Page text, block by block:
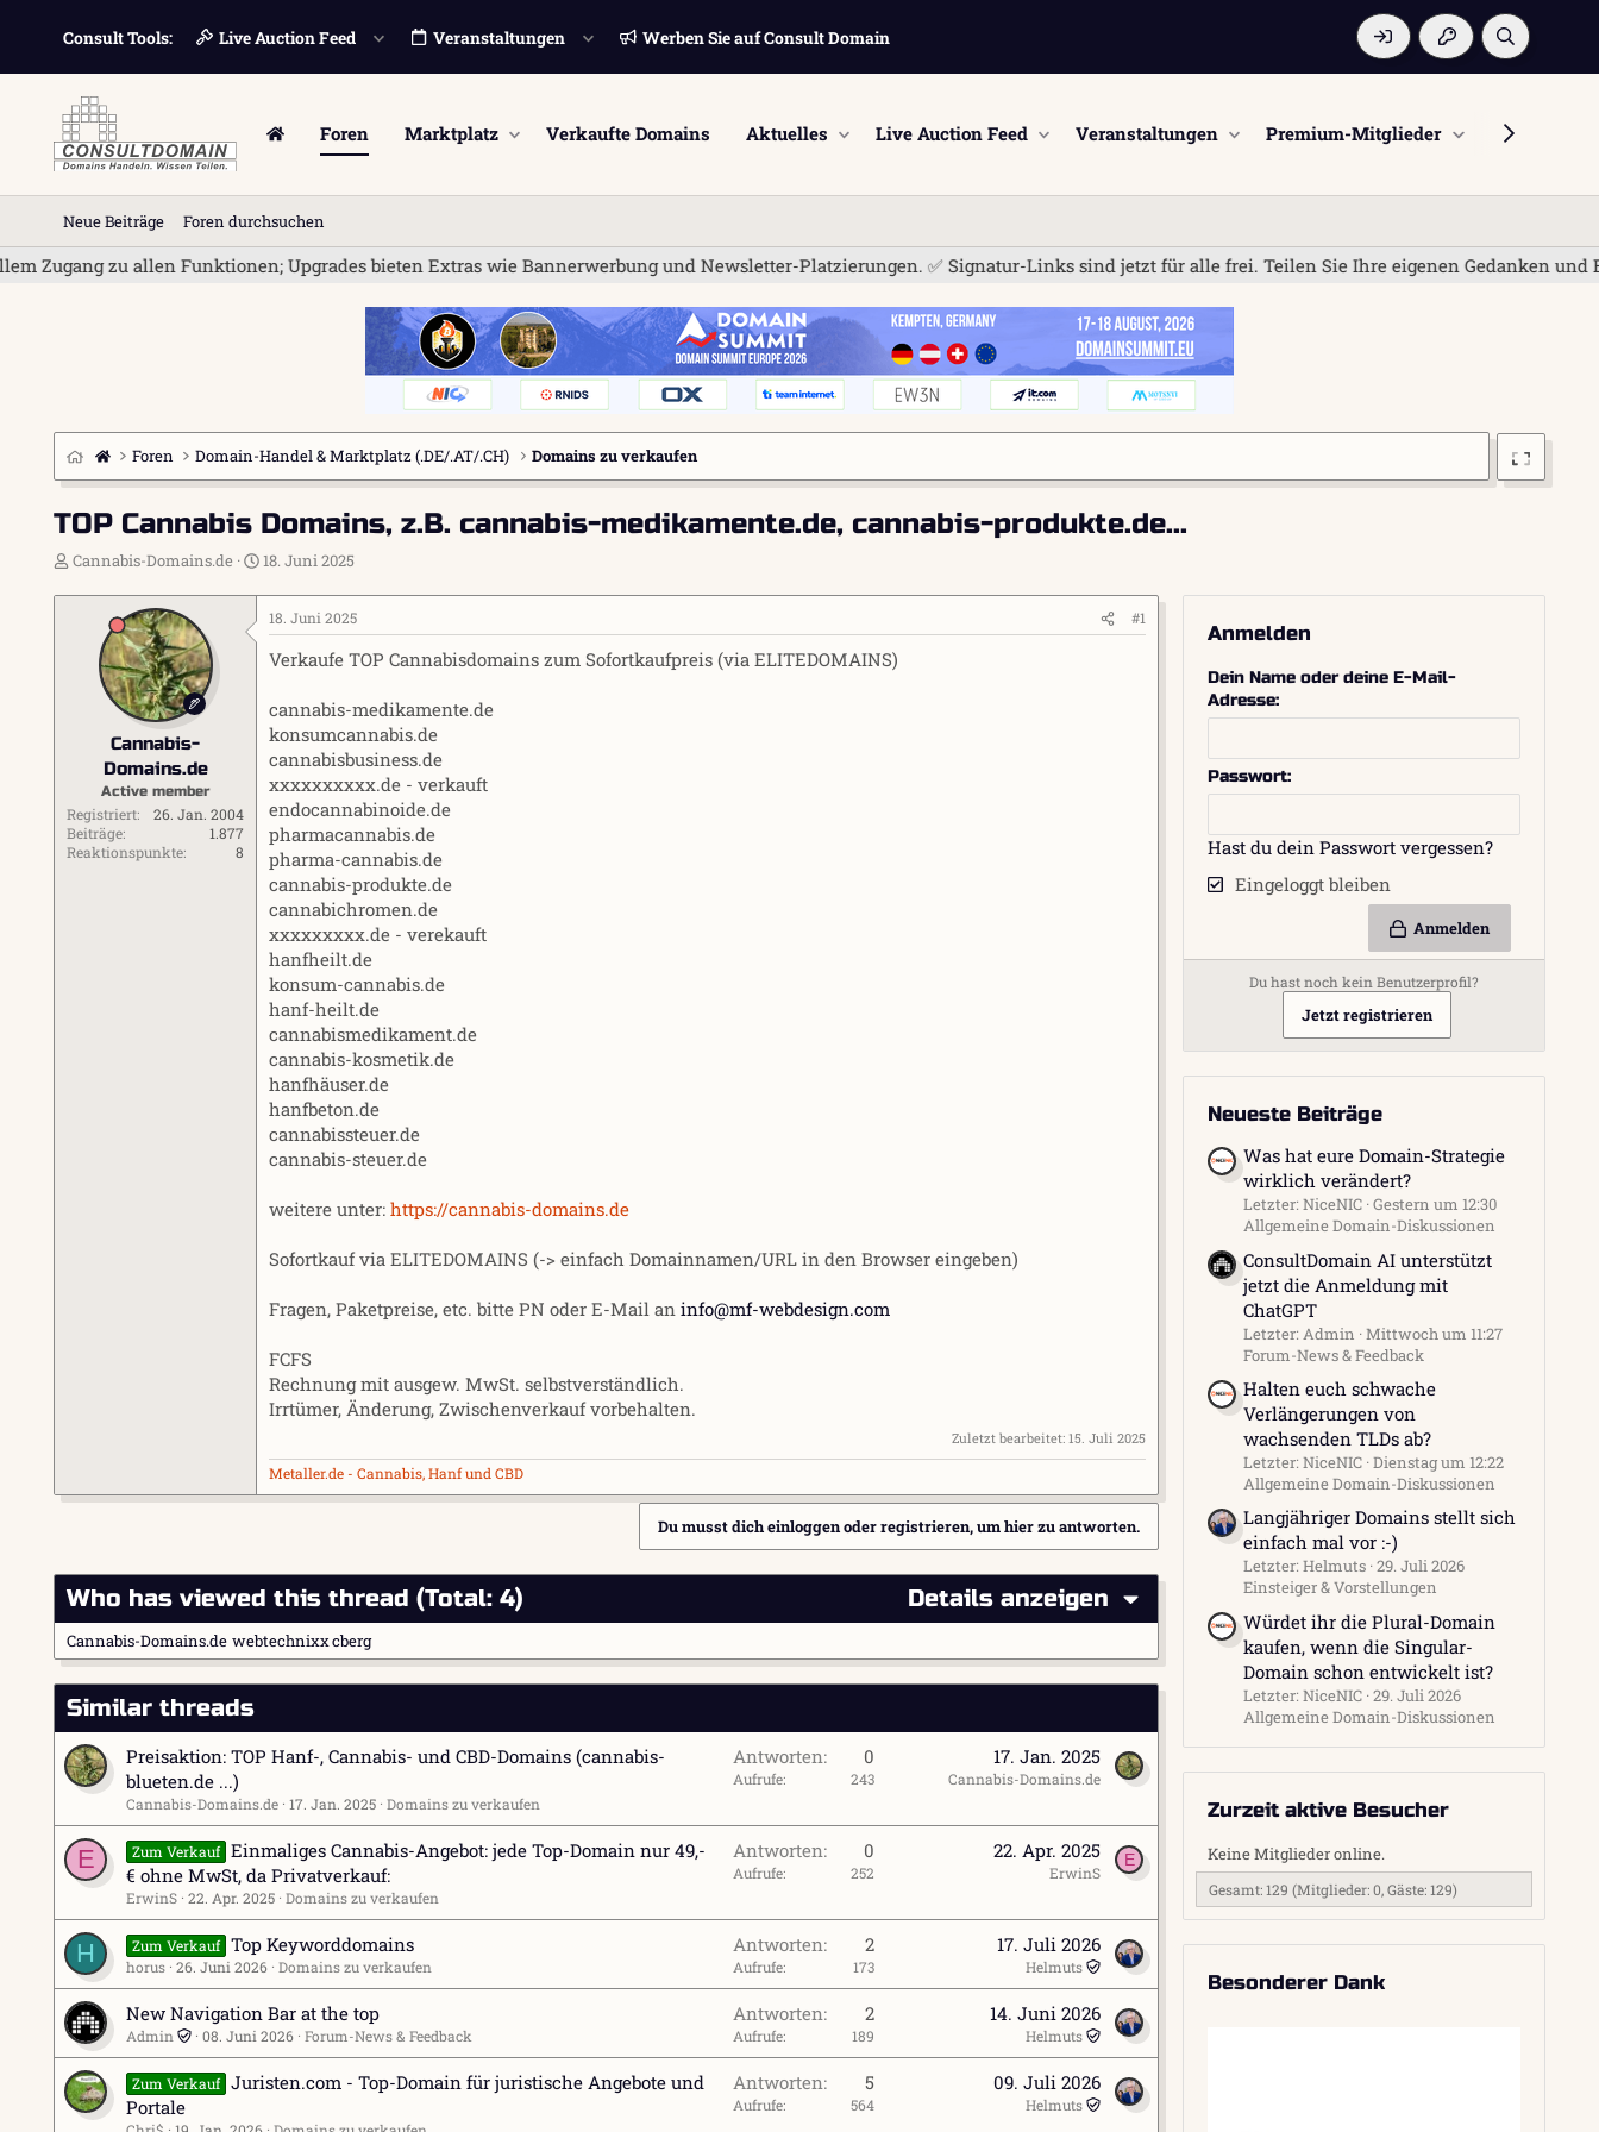
Consult Tools: Live Auction Feed Veranstaltungen Werben Sie auf Consult Domain
Foren Marktplatz Verkaufte Domains Aktuelles Live Auction Feed Veranstaltungen Premium-Mitglieder Mitglieder
Neue Beiträge Foren durchsuchen
allen Funktionen; Upgrades bieten Extras wie Bannerwerbung und Newsletter-Platzierungen. ✅ Signatur-Links sind jetzt für alle frei. Teilen Sie Ihre eigenen Gedanken und
Foren Domain-Handel & Marktplatz (.DE/.AT/.CH) Domains zu verkaufen
TOP Cannabis Domains, z.B. cannabis-medikamente.de, cannabis-produkte.de...
E
s
Cannabis-Domains.de
E
s
a
m
18. Juni 2025
Cannabis-
Domains.de
Active member
Registriert
26. Jan. 2004
Beiträge
1.877
Reaktionspunkte
8
18. Juni 2025 #1
Verkaufe TOP Cannabisdomains zum Sofortkaufpreis (via ELITEDOMAINS)
cannabis-medikamente.de
konsumcannabis.de
cannabisbusiness.de
xxxxxxxxxx.de - verkauft
endocannabinoide.de
pharmacannabis.de
pharma-cannabis.de
cannabis-produkte.de
cannabichromen.de
xxxxxxxxx.de - verekauft
hanfheilt.de
konsum-cannabis.de
hanf-heilt.de
cannabismedikament.de
cannabis-kosmetik.de
hanfhäuser.de
hanfbeton.de
cannabissteuer.de
cannabis-steuer.de
weitere unter: https://cannabis-domains.de
Sofortkauf via ELITEDOMAINS (-> einfach Domainnamen/URL in den Browser eingeben)
Fragen, Paketpreise, etc. bitte PN oder E-Mail an info@mf-webdesign.com
FCFS
Rechnung mit ausgew. MwSt. selbstverständlich.
Irrtümer, Änderung, Zwischenverkauf vorbehalten.
Zuletzt bearbeitet: 15. Juli 2025
Metaller.de - Cannabis, Hanf und CBD
Du musst dich einloggen oder registrieren, um hier zu antworten.
Who has viewed this thread (Total: 4) Details anzeigen
Cannabis-Domains.de webtechnixxcberg
Similar threads
Preisaktion: TOP Hanf-, Cannabis- und CBD-Domains (cannabis-
blueten.de ...)
Cannabis-Domains.de 17. Jan. 2025 Domains zu verkaufen
Antworten 0
Aufrufe 243
17. Jan. 2025
Cannabis-Domains.de
E Zum Verkauf Einmaliges Cannabis-Angebot: jede Top-Domain nur 49,-
€ ohne MwSt, da Privatverkauf:
ErwinS 22. Apr. 2025 Domains zu verkaufen
Antworten 0
Aufrufe 252
22. Apr. 2025
ErwinS
E
H Zum Verkauf Top Keyworddomains
horus 26. Juni 2026 Domains zu verkaufen
Antworten 2
Aufrufe 173
17. Juli 2026
Helmuts
New Navigation Bar at the top
Admin 08. Juni 2026 Forum-News & Feedback
Antworten 2
Aufrufe 189
14. Juni 2026
Helmuts
Zum Verkauf Juristen.com - Top-Domain für juristische Angebote und
Portale
Antworten 5
Aufrufe 564
09. Juli 2026
Helmuts
Anmelden
Dein Name oder deine E-Mail-
Adresse
Passwort
Hast du dein Passwort vergessen?
Eingeloggt bleiben
Anmelden
Du hast noch kein Benutzerprofil?
Jetzt registrieren
Neueste Beiträge
Was hat eure Domain-Strategie
wirklich verändert?
Letzter: NiceNIC Gestern um 12:30
Allgemeine Domain-Diskussionen
ConsultDomain AI unterstützt
jetzt die Anmeldung mit
ChatGPT
Letzter: Admin Mittwoch um 11:27
Forum-News & Feedback
Halten euch schwache
Verlängerungen von
wachsenden TLDs ab?
Letzter: NiceNIC Dienstag um 12:22
Allgemeine Domain-Diskussionen
Langjähriger Domains stellt sich
einfach mal vor :-)
Letzter: Helmuts 29. Juli 2026
Einsteiger & Vorstellungen
Würdet ihr die Plural-Domain
kaufen, wenn die Singular-
Domain schon entwickelt ist?
Letzter: NiceNIC 29. Juli 2026
Allgemeine Domain-Diskussionen
Zurzeit aktive Besucher
Keine Mitglieder online.
Gesamt: 129 (Mitglieder: 0, Gäste: 129)
Besonderer Dank